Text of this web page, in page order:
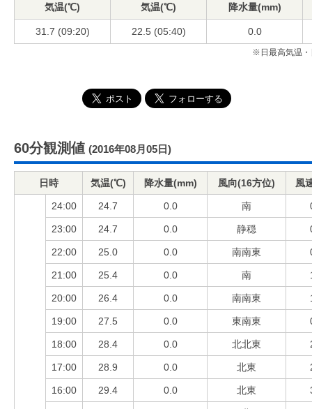
気温(℃)
気温(℃)
降水量(mm)
31.7 (09:20) 22.5 (05:40) 0.0
※日最高気温・
60分観測値 (2016年08月05日)
日時 気温(℃) 降水量(mm) 風向(16方位) 風
24:00 24.7 0.0 南
23:00 24.7 0.0 静穏
22:00 25.0 0.0 南南東
21:00 25.4 0.0 南
20:00 26.4 0.0 南南東
19:00 27.5 0.0 東南東
18:00 28.4 0.0 北北東
17:00 28.9 0.0 北東
16:00 29.4 0.0 北東